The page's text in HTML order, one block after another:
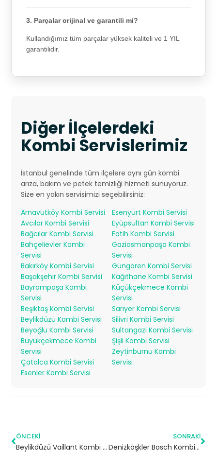
3. Parçalar orijinal ve garantili mi?
Kullandığımız tüm parçalar yüksek kaliteli ve 1 YIL
garantilidir.
Diğer İlçelerdeki
Kombi Servislerimiz
İstanbul genelinde tüm ilçelere aynı gün kombi
arıza, bakım ve petek temizliği hizmeti sunuyoruz.
Size en yakın servisimizi seçebilirsiniz:
Arnavutköy Kombi Servisi
Avcılar Kombi Servisi
Bağcılar Kombi Servisi
Bahçelievler Kombi
Servisi
Bakırköy Kombi Servisi
Başakşehir Kombi Servisi
Bayrampaşa Kombi
Servisi
Beşiktaş Kombi Servisi
Beylikdüzü Kombi Servisi
Beyoğlu Kombi Servisi
Büyükçekmece Kombi
Servisi
Çatalca Kombi Servisi
Esenler Kombi Servisi
Esenyurt Kombi Servisi
Eyüpsultan Kombi Servisi
Fatih Kombi Servisi
Gaziosmanpaşa Kombi
Servisi
Güngören Kombi Servisi
Kağıthane Kombi Servisi
Küçükçekmece Kombi
Servisi
Sarıyer Kombi Servisi
Silivri Kombi Servisi
Sultangazi Kombi Servisi
Şişli Kombi Servisi
Zeytinburnu Kombi
Servisi
ÖNCEKI
Beylikdüzü Vaillant Kombi Servisi
SONRAKI
Denizköşkler Bosch Kombi Servisi – Avcılar Yetkili Servis